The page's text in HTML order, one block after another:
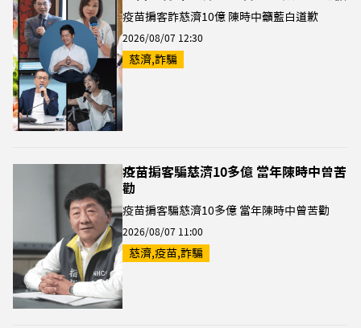
疫苗掮客詐慈濟10億 陳時中籲藍白道歉
2026/08/07 12:30
慈濟,詐騙
疫苗掮客騙慈濟10多億 當年陳時中曾苦
勸
疫苗掮客騙慈濟10多億 當年陳時中曾苦勸
2026/08/07 11:00
慈濟,疫苗,詐騙